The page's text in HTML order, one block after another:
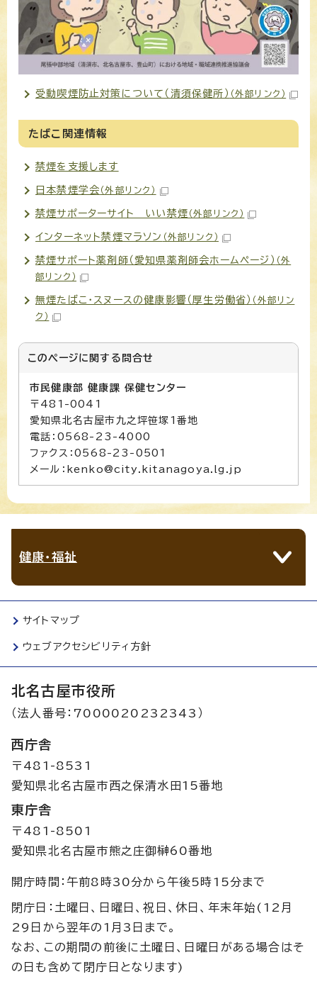
受動喫煙防止対策について（清須保健所） （外部リンク）
たばこ関連情報
禁煙を支援します
日本禁煙学会 （外部リンク）
禁煙サポーターサイト いい禁煙 （外部リンク）
インターネット禁煙マラソン （外部リンク）
禁煙サポート薬剤師（愛知県薬剤師会ホームページ） （外
部リンク）
無煙たばこ・スヌースの健康影響（厚生労働省） （外部リン
ク）
このページに関する 問合せ
市民健康部 健康課 保健センター
〒481-0041
愛知県北名古屋市九之坪笹塚1番地
電話：0568-23-4000
ファクス：0568-23-0501
メール：kenko@city.kitanagoya.lg.jp
健康・福祉
サイトマップ
ウェブアクセシビリティ方針
北名古屋市役所
（法人番号：7000020232343）
西庁舎
〒481-8531
愛知県北名古屋市西之保清水田15番地
東庁舎
〒481-8501
愛知県北名古屋市熊之庄御榊60番地
開庁時間：午前8時30分から午後5時15分まで
閉庁日：土曜日、日曜日、祝日、休日、年末年始(12月
29日から翌年の1月3日まで。
なお、この期間の前後に土曜日、日曜日がある場合はそ
の日も含めて閉庁日となります)